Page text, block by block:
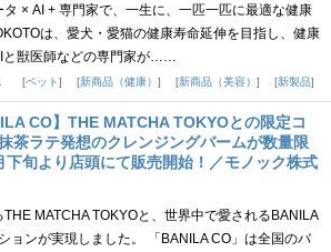
タ × AI + 専門家で、一生に、一匹一匹に最適な健康
は、愛犬・愛猫の健康寿命延伸を目指し、健康
獣医師などの専門家が……
ペット 新商品（健康） 新商品（美容） 新製品
CO】THE MATCHA TOKYOとの限定コ
茶ラテ発想のクレンジングバームが数量限
下旬より店頭にて販売開始！／モノック株式
MATCHA TOKYOと、世界中で愛されるBANILA
ョンが実現しました。 「BANILA CO」は全国のバ